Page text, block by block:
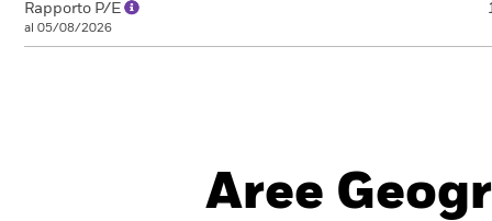
Rapporto P/E
al 05/08/2026
Aree